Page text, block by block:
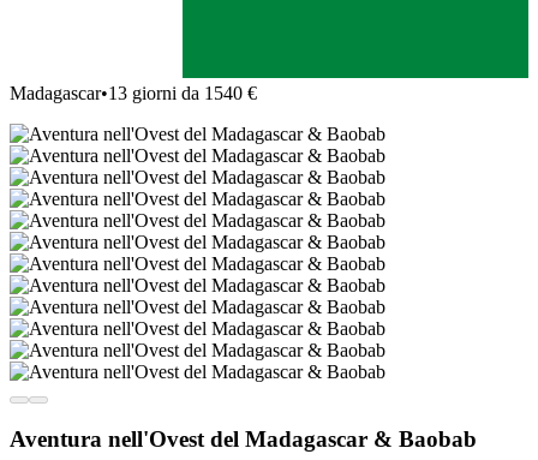
Madagascar•13 giorni da 1540 €
Aventura nell'Ovest del Madagascar & Baobab